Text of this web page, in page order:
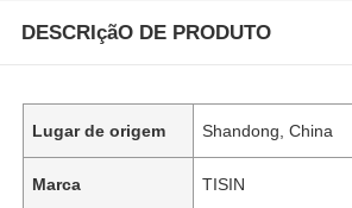
DESCRIçãO DE PRODUTO
Lugar de origem Shandong, China
Marca TISIN